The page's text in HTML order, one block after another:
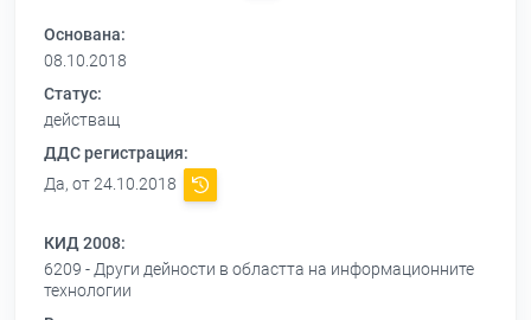
Основана:
08.10.2018
Статус:
действащ
ДДС регистрация:
Да, от 24.10.2018
КИД 2008:
6209 - Други дейности в областта на информационните
технологии